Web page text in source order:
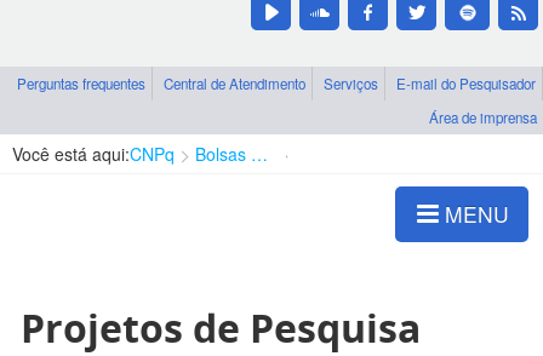
Perguntas frequentes Central de Atendimento Serviços
E-mail do Pesquisador
Área de imprensa
Você está aqui:CNPq Bolsas e Auxílios Vigentes
MENU
Projetos de Pesquisa